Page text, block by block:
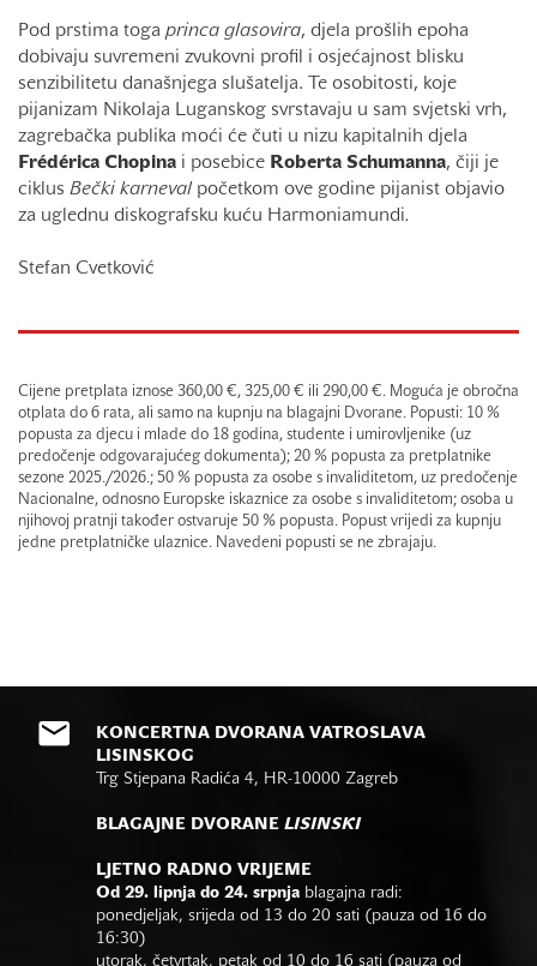
Pod prstima toga princa glasovira, djela prošlih epoha
dobivaju suvremeni zvukovni profil i osjećajnost blisku
senzibilitetu današnjega slušatelja. Te osobitosti, koje
pijanizam Nikolaja Luganskog svrstavaju u sam svjetski vrh,
zagrebačka publika moći će čuti u nizu kapitalnih djela
Frédérica Chopina i posebice Roberta Schumanna, čiji je
ciklus Bečki karneval početkom ove godine pijanist objavio
za uglednu diskografsku kuću Harmoniamundi.
Stefan Cvetković
Cijene pretplata iznose 360,00 €, 325,00 € ili 290,00 €. Moguća je obročna
otplata do 6 rata, ali samo na kupnju na blagajni Dvorane. Popusti: 10 %
popusta za djecu i mlade do 18 godina, studente i umirovljenike (uz
predočenje odgovarajućeg dokumenta); 20 % popusta za pretplatnike
sezone 2025./2026.; 50 % popusta za osobe s invaliditetom, uz predočenje
Nacionalne, odnosno Europske iskaznice za osobe s invaliditetom; osoba u
njihovoj pratnji također ostvaruje 50 % popusta. Popust vrijedi za kupnju
jedne pretplatničke ulaznice. Navedeni popusti se ne zbrajaju.
KONCERTNA DVORANA VATROSLAVA
LISINSKOG
Trg Stjepana Radića 4, HR-10000 Zagreb
BLAGAJNE DVORANE LISINSKI
LJETNO RADNO VRIJEME
Od 29. lipnja do 24. srpnja blagajna radi:
ponedjeljak, srijeda od 13 do 20 sati (pauza od 16 do
16:30)
utorak, četvrtak, petak od 10 do 16 sati (pauza od